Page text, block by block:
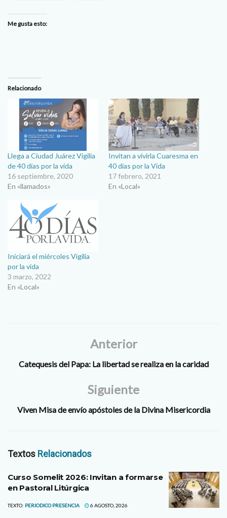
Me gusta esto:
Relacionado
Llega a Ciudad Juárez Vigilia
de 40 días por la vida
16 septiembre, 2020
En «llamados»
Invitan a vivirla Cuaresma en
40 días por la Vida
17 febrero, 2021
En «Local»
Iniciará el miércoles Vigilia
por la vida
3 marzo, 2022
En «Local»
Anterior
Catequesis del Papa: La libertad se realiza en la caridad
Siguiente
Viven Misa de envío apóstoles de la Divina Misericordia
Textos Relacionados
Curso Somelit 2026: Invitan a formarse
en Pastoral Litúrgica
TEXTO: PERIODICO PRESENCIA 6 AGOSTO, 2026